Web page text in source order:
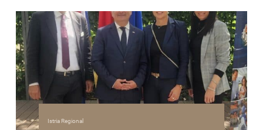
Istria Regional